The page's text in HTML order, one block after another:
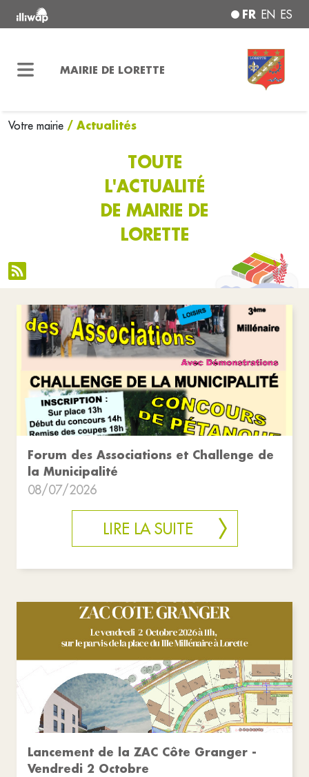
FR EN ES
MAIRIE DE LORETTE
Votre mairie / Actualités
TOUTE
L'ACTUALITÉ
DE MAIRIE DE
LORETTE
Forum des Associations et Challenge de
la Municipalité
08/07/2026
LIRE LA SUITE
Lancement de la ZAC Côte Granger -
Vendredi 2 Octobre